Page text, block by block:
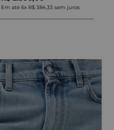
Em até 6x R$ 384,33 sem juros